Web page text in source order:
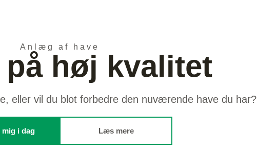
Anlæg af have
på høj kvalitet
eller vil du blot forbedre den nuværende have du har?
i dag Læs mere